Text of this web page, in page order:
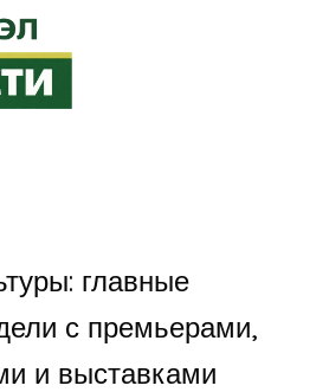
главные
с премьерами,
и выставками